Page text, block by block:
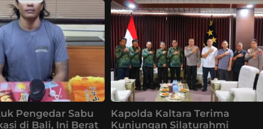
Pengedar Sabu
di Bali, Ini Berat
Kapolda Kaltara Terima
Kunjungan Silaturahmi